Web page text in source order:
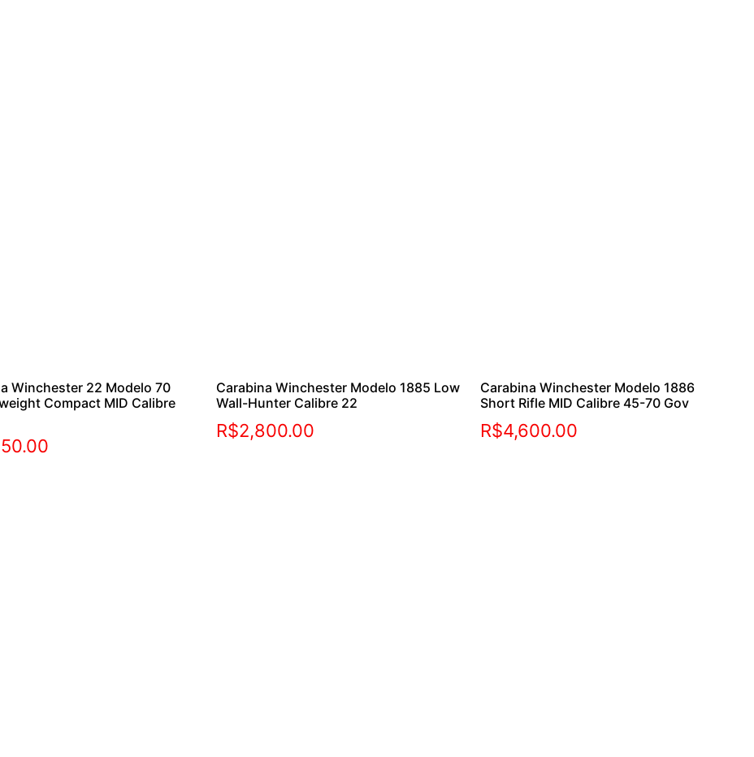
Winchester 22 Modelo 70
Compact MID Calibre
Carabina Winchester Modelo 1885 Low
Wall-Hunter Calibre 22
R$2,800.00
Carabina Winchester Modelo 1886
Short Rifle MID Calibre 45-70 Gov
R$4,600.00